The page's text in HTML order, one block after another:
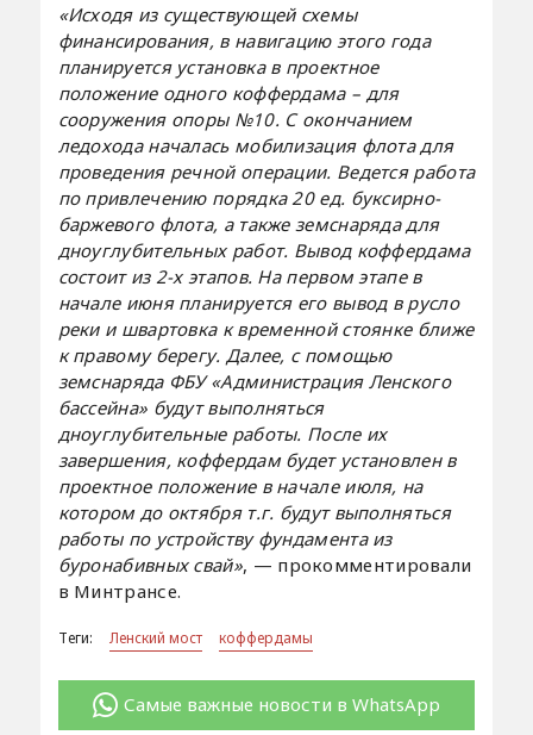
«Исходя из существующей схемы
финансирования, в навигацию этого года
планируется установка в проектное
положение одного коффердама – для
сооружения опоры №10. С окончанием
ледохода началась мобилизация флота для
проведения речной операции. Ведется работа
по привлечению порядка 20 ед. буксирно-
баржевого флота, а также земснаряда для
дноуглубительных работ. Вывод коффердама
состоит из 2-х этапов. На первом этапе в
начале июня планируется его вывод в русло
реки и швартовка к временной стоянке ближе
к правому берегу. Далее, с помощью
земснаряда ФБУ «Администрация Ленского
бассейна» будут выполняться
дноуглубительные работы. После их
завершения, коффердам будет установлен в
проектное положение в начале июля, на
котором до октября т.г. будут выполняться
работы по устройству фундамента из
буронабивных свай», — прокомментировали
в Минтрансе.
Теги: Ленский мост коффердамы
Самые важные новости в WhatsApp